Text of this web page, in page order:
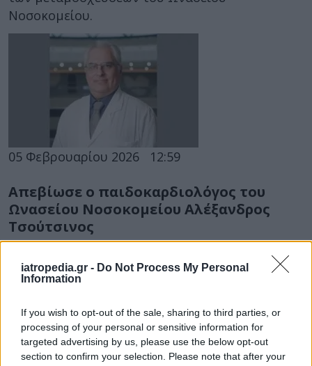
iatropedia.gr - Do Not Process My Personal
Information
If you wish to opt-out of the sale, sharing to third parties, or
processing of your personal or sensitive information for
targeted advertising by us, please use the below opt-out
section to confirm your selection. Please note that after your
Νοσοκομείου.
05 Φεβρουαρίου 2026 12:59
Απεβίωσε ο παιδοκαρδιολόγος του
Ωνασείου Νοσοκομείου Αλέξανδρος
Τσούτσινος
Τον αιφνίδιο θάνατο του ιατρού έκανε γνωστό
με ανακοίνωσή της η Ελληνική Καρδιολογική